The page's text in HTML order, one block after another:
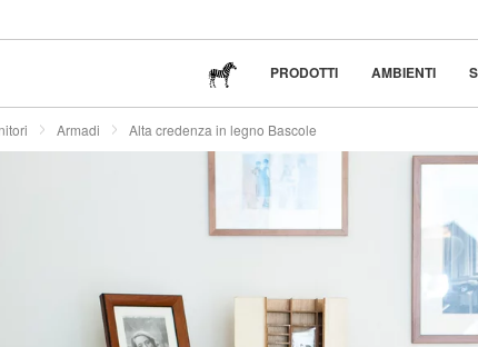
Wabi-Sabi: l'arte di trovare la bellezza nella
PRODOTTI AMBIENTI
Armadi Alta credenza in legno Bascole